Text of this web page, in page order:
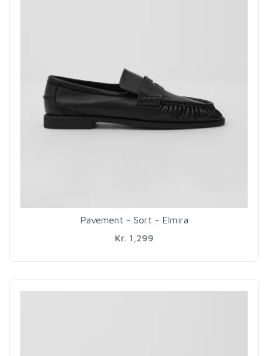
Pavement - Sort - Elmira
Kr. 1,299